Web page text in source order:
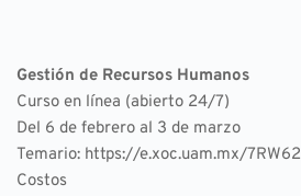
Gestión de Recursos Humanos
Curso en línea (abierto 24/7)
Del 6 de febrero al 3 de marzo
Temario: https://e.xoc.uam.mx/7RW62
Costos